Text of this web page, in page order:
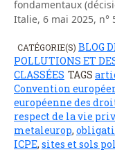
fondamentaux
Italie, 6 mai 2025, n°
CATÉGORIE(S) BLOG
POLLUTIONS ET
CLASSÉES TAGS
Convention
européenne des
respect de la vie
metaleurop,
ICPE, sites et sols